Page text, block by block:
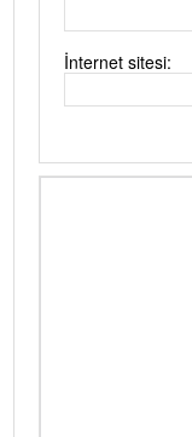
İnternet sitesi: